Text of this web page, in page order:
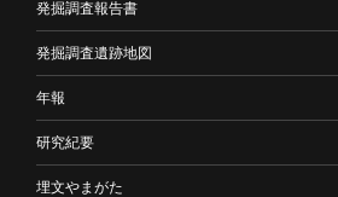
発掘調査報告書
発掘調査遺跡地図
年報
研究紀要
埋文やまがた